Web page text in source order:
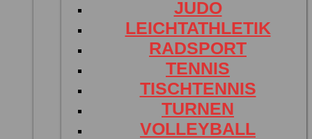
JUDO
LEICHTATHLETIK
RADSPORT
TENNIS
TISCHTENNIS
TURNEN
VOLLEYBALL